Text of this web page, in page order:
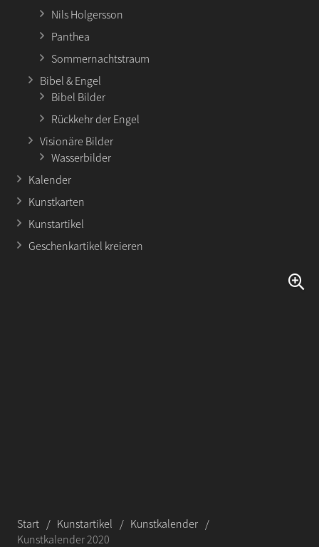
Nils Holgersson
Panthea
Sommernachtstraum
Bibel & Engel
Bibel Bilder
Rückkehr der Engel
Visionäre Bilder
Wasserbilder
Kalender
Kunstkarten
Kunstartikel
Geschenkartikel kreieren
Start / Kunstartikel / Kunstkalender /
Kunstkalender 2020